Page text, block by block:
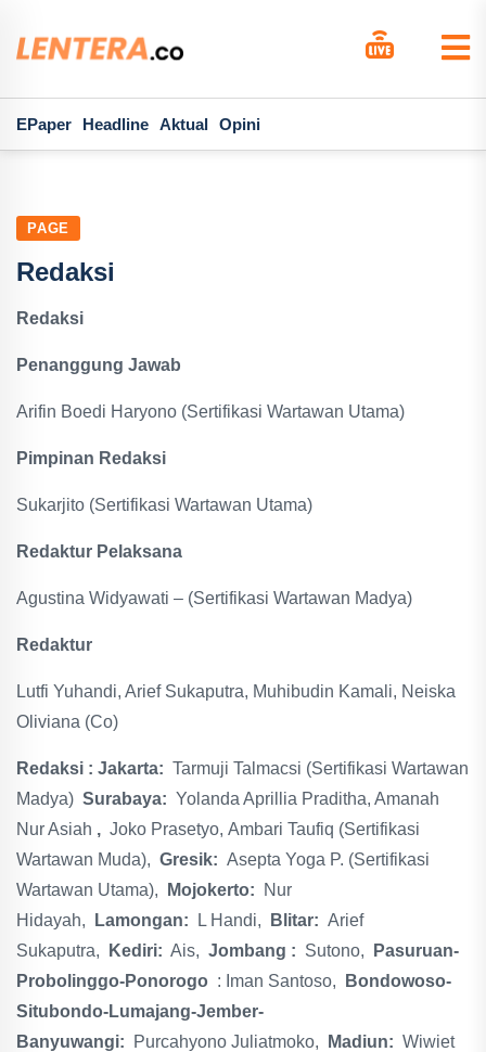
EPaper Headline Aktual Opini
PAGE
Redaksi
Redaksi
Penanggung Jawab
Arifin Boedi Haryono (Sertifikasi Wartawan Utama)
Pimpinan Redaksi
Sukarjito (Sertifikasi Wartawan Utama)
Redaktur Pelaksana
Agustina Widyawati – (Sertifikasi Wartawan Madya)
Redaktur
Lutfi Yuhandi, Arief Sukaputra, Muhibudin Kamali, Neiska
Oliviana (Co)
Redaksi : Jakarta: Tarmuji Talmacsi (Sertifikasi Wartawan
Madya) Surabaya: Yolanda Aprillia Praditha, Amanah
Nur Asiah , Joko Prasetyo, Ambari Taufiq (Sertifikasi
Wartawan Muda), Gresik: Asepta Yoga P. (Sertifikasi
Wartawan Utama),
Mojokerto:
Nur
Hidayah,
Lamongan: L Handi, Blitar: Arief
Sukaputra,
Kediri: Ais, Jombang : Sutono,
Pasuruan-
Probolinggo-Ponorogo : Iman Santoso,
Bondowoso-
Situbondo-Lumajang-Jember-
Banyuwangi:
Purcahyono Juliatmoko, Madiun: Wiwiet